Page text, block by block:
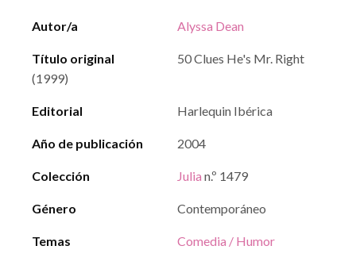
Autor/a Alyssa Dean
Título original
50 Clues He's Mr. Right
(1999)
Editorial Harlequin Ibérica
Año de publicación 2004
Colección Julia n.º 1479
Género Contemporáneo
Temas Comedia / Humor